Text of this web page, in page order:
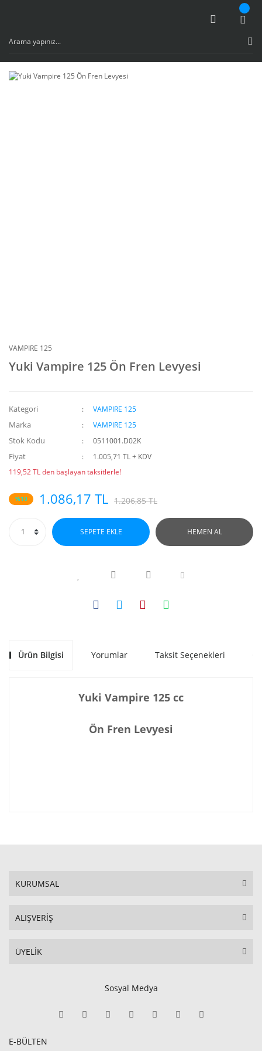
VAMPIRE 125
Yuki Vampire 125 Ön Fren Levyesi
Kategori VAMPIRE 125
Marka VAMPIRE 125
Stok Kodu 0511001.D02K
Fiyat
1.005,71 TL + KDV
119,52 TL den başlayan taksitlerle!
%10 1.086,17 TL 1.206,85 TL
SEPETE EKLE HEMEN AL
Ürün Bilgisi Yorumlar Taksit Seçenekleri
Yuki Vampire 125 cc
Ön Fren Levyesi
KURUMSAL
ALIŞVERİŞ
ÜYELİK
Sosyal Medya
E-BÜLTEN